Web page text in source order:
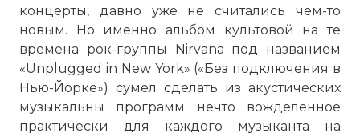
концерты, давно уже не считались чем-то
новым. Но именно альбом культовой на те
времена рок-группы Nirvana под названием
«Unplugged in New York» («Без подключения в
Нью-Йорке») сумел сделать из акустических
музыкальны программ нечто вожделенное
практически для каждого музыканта на